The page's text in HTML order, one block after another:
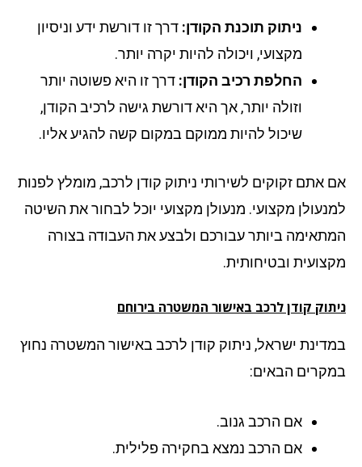
ניתוק תוכנת הקודן:דרך זו דורשת ידע וניסיון
מקצועי, ויכולה להיות יקרה יותר.
החלפת רכיב הקודן:דרך זו היא פשוטה יותר
וזולה יותר, אך היא דורשת גישה לרכיב הקודן,
שיכול להיות ממוקם במקום קשה להגיע אליו.
אתם זקוקים לשירותי ניתוק קודן לרכב, מומלץ לפנות
מקצועי. מנעולן מקצועי יוכל לבחור את השיטה
ביותר עבורכם ולבצע את העבודה בצורה
ובטיחותית.
קודן לרכב באישור המשטרהבירוחם
ישראל, ניתוק קודן לרכב באישור המשטרה נחוץ
הבאים:
אם הרכב גנוב.
אם הרכב נמצא בחקירה פלילית.